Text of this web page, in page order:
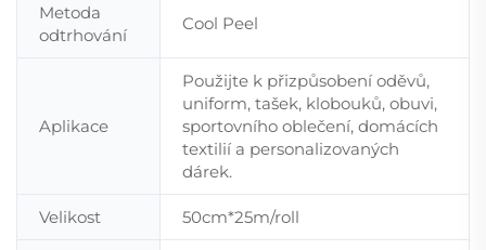
Metoda
odtrhování
Cool Peel
Aplikace
Použijte k přizpůsobení oděvů,
uniform, tašek, klobouků, obuvi,
sportovního oblečení, domácích
textilií a personalizovaných
dárek.
Velikost 50cm*25m/roll